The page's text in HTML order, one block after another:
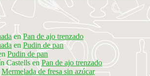
enPan de ajo trenzado
en Pudin de pan
Pudin de pan
Castells enPan de ajo trenzado
Mermelada de fresa sin azúcar